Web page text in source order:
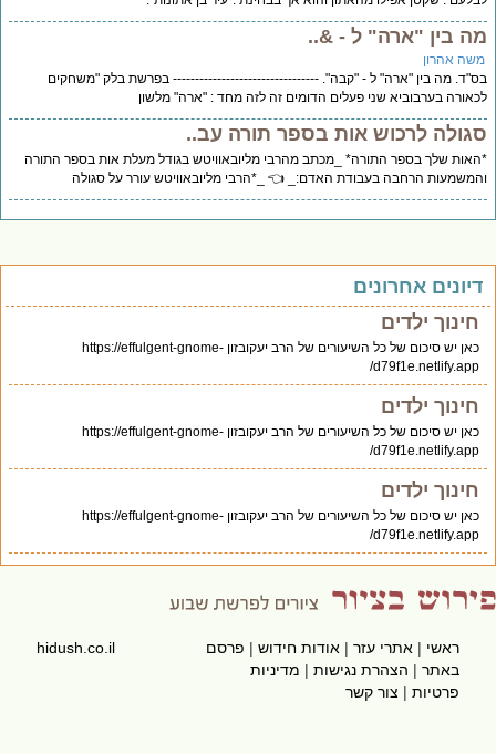
בין "ארה" ל - &..
אהרון
מה בין "ארה" ל - "קבה". --------------------------------- בפרשת בלק "משחקים
בערבוביא שני פעלים הדומים זה לזה מחד : "ארה" מלשון
לרכוש אות בספר תורה עב..
שלך בספר התורה* _מכתב מהרבי מליובאוויטש בגודל מעלת אות בספר התורה
הרחבה בעבודת האדם:_ 👈 _*הרבי מליובאוויטש עורר על סגולה
אחרונים
חינוך ילדים
כאן יש סיכום של כל השיעורים של הרב יעקובזון https://effulgent-gnome-
d79f1e.netlify.app/
חינוך ילדים
כאן יש סיכום של כל השיעורים של הרב יעקובזון https://effulgent-gnome-
d79f1e.netlify.app/
חינוך ילדים
כאן יש סיכום של כל השיעורים של הרב יעקובזון https://effulgent-gnome-
d79f1e.netlify.app/
ראשי|אתרי עזר|אודות חידוש|פרסם
באתר|הצהרת נגישות|מדיניות
פרטיות|צור קשר
hidush.co.il